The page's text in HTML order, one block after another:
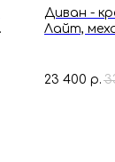
Диван -
Лайт,
23 400 р.